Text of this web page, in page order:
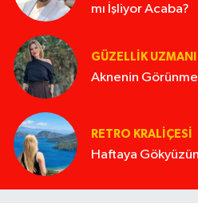
mı İşliyor Acaba?
GÜZELLIK
Aknenin
RETRO KRALIÇESI
Haftaya